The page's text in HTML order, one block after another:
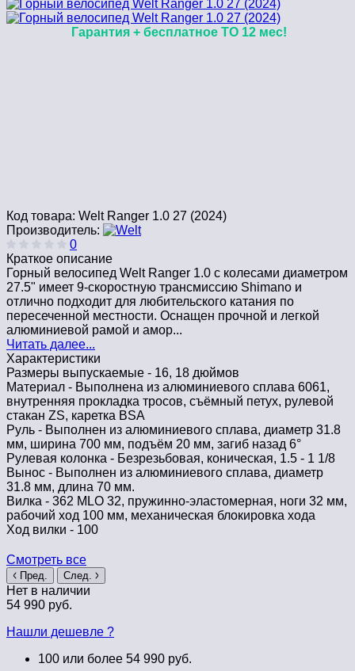
Гарантия + бесплатное ТО 12 мес!
Код товара: Welt Ranger 1.0 27 (2024)
Производитель:
0
Краткое описание
Горный велосипед Welt Ranger 1.0 с колесами диаметром
27.5" имеет 9-скоростную трансмиссию Shimano и
отлично подходит для любительского катания по
пересеченной местности. Оснащен прочной и легкой
алюминиевой рамой и амор...
Читать далее...
Характеристики
Размеры выпускаемые - 16, 18 дюймов
Материал - Выполнена из алюминиевого сплава 6061,
внутренняя прокладка тросов, съёмный петух, рулевой
стакан ZS, каретка BSA
Руль - Выполнен из алюминиевого сплава, диаметр 31.8
мм, ширина 700 мм, подъём 20 мм, загиб назад 6°
Рулевая колонка - Безрезьбовая, коническая, 1.5 - 1 1/8
Вынос - Выполнен из алюминиевого сплава, диаметр
31.8 мм, длина 70 мм.
Вилка - 362 MLO 32, пружинно-эластомерная, ноги 32 мм,
рабочий ход 100 мм, механическая блокировка хода
Ход вилки - 100
Смотреть все
Пред. След.
Нет в наличии
54 990 руб.
Нашли дешевле ?
100 или более 54 990 руб.